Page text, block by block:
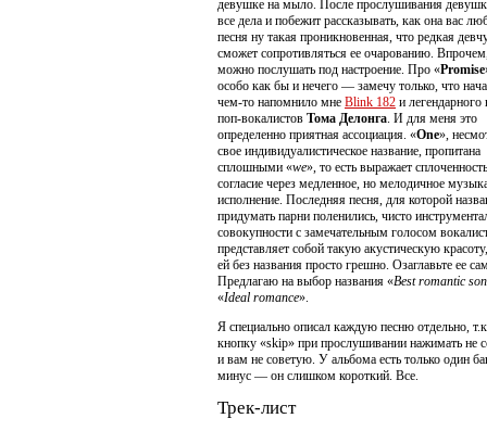
девушке на мыло. После прослушивания
все дела и побежит рассказывать, как она вас
песня ну такая проникновенная, что редкая
сможет сопротивляться ее очарованию.
можно послушать под настроение. Про «Promise
особо как бы и нечего — замечу только, что
чем-то напомнило мне Blink 182 и легендарного
поп-вокалистов Тома Делонга. И для меня это
определенно приятная ассоциация. «One»,
свое индивидуалистическое название, пропитана
сплошными «we», то есть выражает
согласие через медленное, но мелодичное
исполнение. Последняя песня, для которой
придумать парни поленились, чисто
совокупности с замечательным голосом
представляет собой такую акустическую
ей без названия просто грешно. Озаглавьте ее
Предлагаю на выбор названия «Best romantic
«Ideal romance».
Я специально описал каждую песню отдельно,
кнопку «skip» при прослушивании нажимать не
и вам не советую. У альбома есть только один
минус — он слишком короткий. Все.
Трек-лист